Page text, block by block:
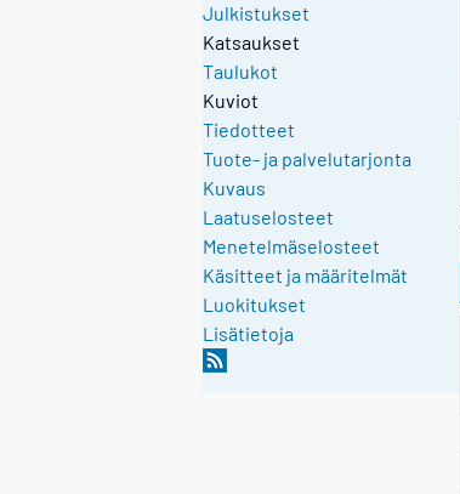
Julkistukset
Katsaukset
Taulukot
Kuviot
Tiedotteet
Tuote- ja palvelutarjonta
Kuvaus
Laatuselosteet
Menetelmäselosteet
Käsitteet ja määritelmät
Luokitukset
Lisätietoja